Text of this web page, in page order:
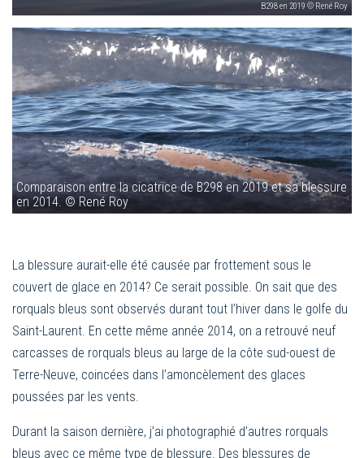
B298 en 2019 © René Roy
Comparaison entre la cicatrice de B298 en 2019 et sa blessure
en 2014. © René Roy
La blessure aurait-elle été causée par frottement sous le
couvert de glace en 2014? Ce serait possible. On sait que des
rorquals bleus sont observés durant tout l’hiver dans le golfe du
Saint-Laurent. En cette même année 2014, on a retrouvé neuf
carcasses de rorquals bleus au large de la côte sud-ouest de
Terre-Neuve, coincées dans l’amoncèlement des glaces
poussées par les vents.
Durant la saison dernière, j’ai photographié d’autres rorquals
bleus avec ce même type de blessure. Des blessures de